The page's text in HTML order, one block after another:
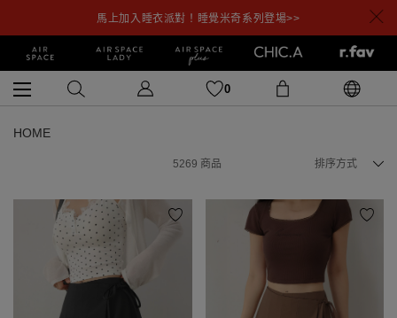
馬上加入睡衣派對！睡覺米奇系列登場>>
0
HOME
5269 商品 排序方式